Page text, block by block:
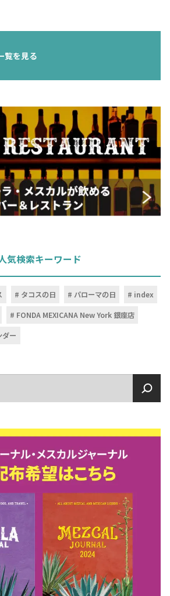
覧を見る
気検索キーワード
タコスの日 パローマの日
index
FONDA MEXICANA New York 銀座店
ダー